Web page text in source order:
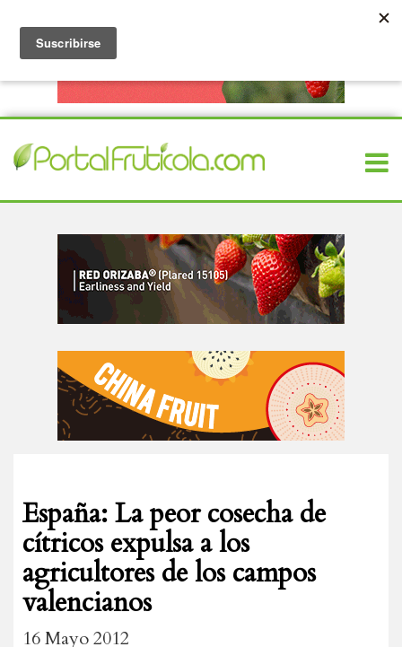
España: La peor cosecha de
cítricos expulsa a los
agricultores de los campos
valencianos
16 Mayo 2012